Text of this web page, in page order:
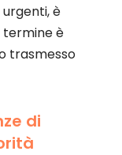
è
termine è
trasmesso
di